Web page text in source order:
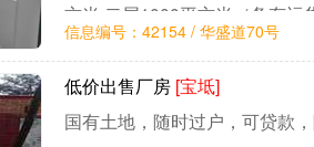
方米,二层1000平方米（备有运
用房970平方米}，独立院落，
有着完
信息编号：42154 / 华盛道70号
低价出售厂房 [宝坻]
国有土地，随时过户，可贷款